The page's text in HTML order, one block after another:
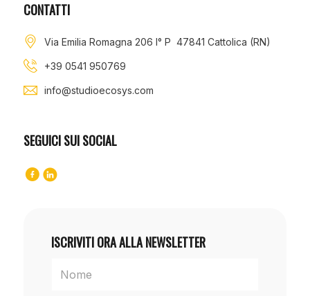
CONTATTI
Via Emilia Romagna 206 I° P 47841 Cattolica (RN)
+39 0541 950769
info@studioecosys.com
SEGUICI SUI SOCIAL
ISCRIVITI ORA ALLA NEWSLETTER